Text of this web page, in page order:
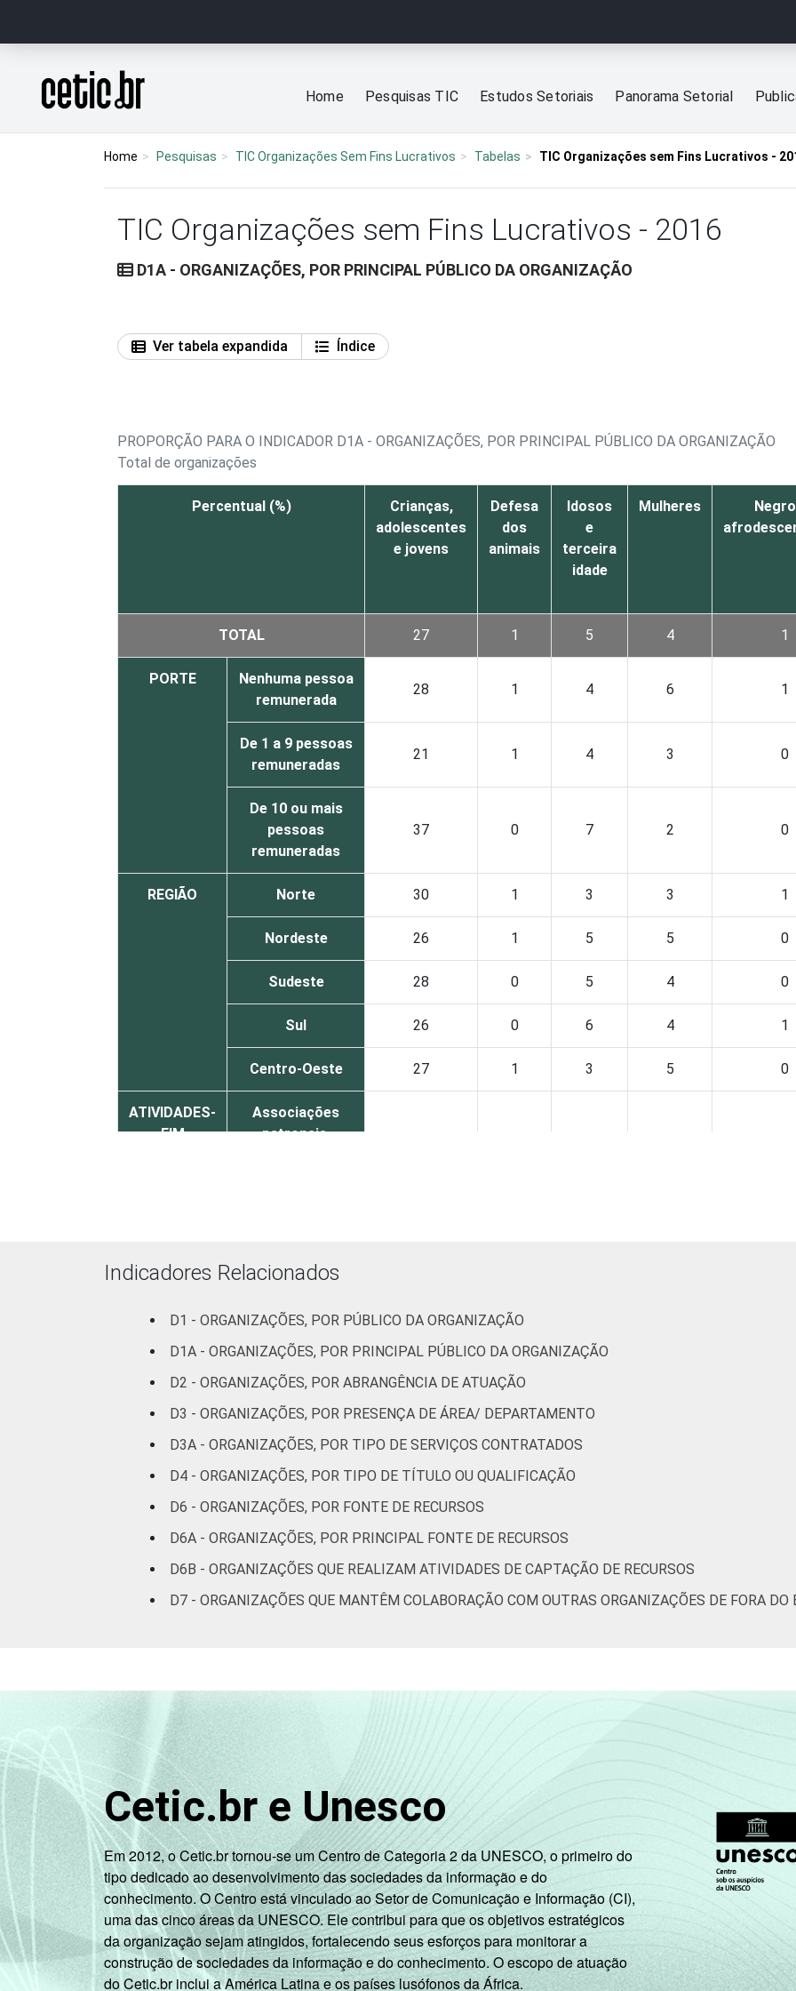
Página inicial
Home Pesquisas TIC Estudos Setoriais Panorama Setorial
Home Pesquisas TIC Organizações Sem Fins Lucrativos Tabelas TIC Organizações sem Fins Lucrativos -
TIC Organizações sem Fins Lucrativos - 2016
D1A - ORGANIZAÇÕES, POR PRINCIPAL PÚBLICO DA ORGANIZAÇÃO
Ver tabela expandida
Índice
PROPORÇÃO PARA O INDICADOR D1A - ORGANIZAÇÕES, POR PRINCIPAL PÚBLICO DA ORGANIZAÇÃO
Total de organizações
Percentual (%)
Crianças,
adolescentes
e jovens
Defesa
dos
animais
Idosos
e
terceira
idade
Mulheres
TOTAL 27 1 5 4 1
PORTE
Nenhuma pessoa
remunerada
28 1 4 6 1
De 1 a 9 pessoas
remuneradas
21 1 4 3 0
De 10 ou mais
pessoas
remuneradas
37 0 7 2 0
REGIÃO Norte 30 1 3 3 1
Nordeste 26 1 5 5 0
Sudeste 28 0 5 4 0
Sul 26 0 6 4 1
Centro-Oeste 27 1 3 5 0
ATIVIDADES-
FIM
Associações
patronais,
Educação e
Desenvolvimento
e defesa de
direitos
1
Religião 24 0
Saúde e
assistência
33
Outros 28 1 3 2
Fonte: CGI.br/NIC.br, Centro Regional de Estudos para o Desenvolvimento da Sociedade da
Indicadores Relacionados
D1 - ORGANIZAÇÕES, POR PÚBLICO DA ORGANIZAÇÃO
D1A - ORGANIZAÇÕES, POR PRINCIPAL PÚBLICO DA ORGANIZAÇÃO
D2 - ORGANIZAÇÕES, POR ABRANGÊNCIA DE ATUAÇÃO
D3 - ORGANIZAÇÕES, POR PRESENÇA DE ÁREA/ DEPARTAMENTO
D3A - ORGANIZAÇÕES, POR TIPO DE SERVIÇOS CONTRATADOS
D4 - ORGANIZAÇÕES, POR TIPO DE TÍTULO OU QUALIFICAÇÃO
D6 - ORGANIZAÇÕES, POR FONTE DE RECURSOS
D6A - ORGANIZAÇÕES, POR PRINCIPAL FONTE DE RECURSOS
D6B - ORGANIZAÇÕES QUE REALIZAM ATIVIDADES DE CAPTAÇÃO DE RECURSOS
D7 - ORGANIZAÇÕES QUE MANTÊM COLABORAÇÃO COM OUTRAS ORGANIZAÇÕES DE FORA DO
Cetic.br e Unesco
Em 2012, o Cetic.br tornou-se um Centro de Categoria 2 da UNESCO, o primeiro do
tipo dedicado ao desenvolvimento das sociedades da informação e do
conhecimento. O Centro está vinculado ao Setor de Comunicação e Informação (CI),
uma das cinco áreas da UNESCO. Ele contribui para que os objetivos estratégicos
da organização sejam atingidos, fortalecendo seus esforços para monitorar a
construção de sociedades da informação e do conhecimento. O escopo de atuação
do Cetic.br inclui a América Latina e os países lusófonos da África.